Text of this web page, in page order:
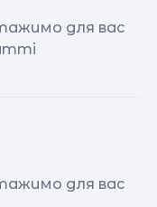
для вас
для вас